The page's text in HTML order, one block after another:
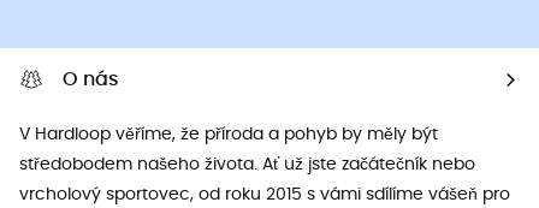
O nás
V Hardloop věříme, že příroda a pohyb by měly být
středobodem našeho života. Ať už jste začátečník nebo
vrcholový sportovec, od roku 2015 s vámi sdílíme vášeň pro